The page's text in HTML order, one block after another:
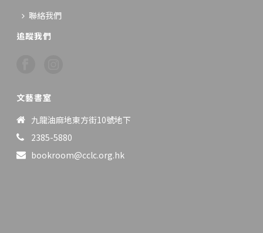
聯絡我們
追蹤我們
文藝書室
九龍油麻地東方街10號地下
2385-5880
bookroom@cclc.org.hk